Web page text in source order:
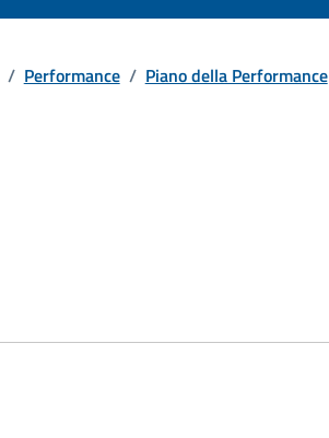
/ Performance / Piano della Performance